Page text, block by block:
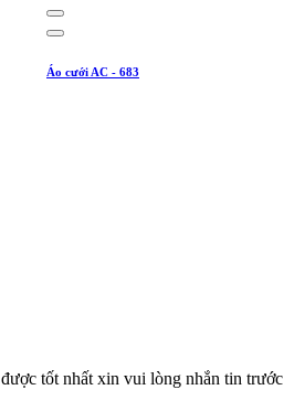
Áo cưới AC - 683
tốt nhất xin vui lòng nhắn tin trước